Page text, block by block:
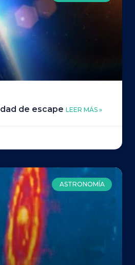
de escape LEER MÁS »
ASTRONOMÍA